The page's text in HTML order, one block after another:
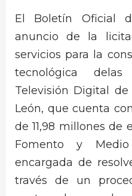
El Boletín Oficial
anuncio de la
servicios para la
tecnológica
Televisión Digital
León, que cuenta
de 11,98 millones de
Fomento y
encargada de
través de un